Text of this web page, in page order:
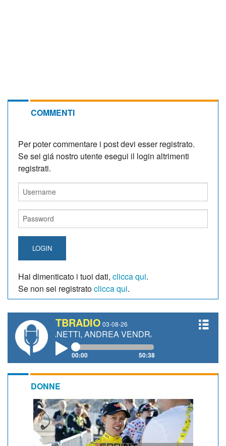
COMMENTI
Per poter commentare i post devi esser registrato.
Se sei giá nostro utente esegui il login altrimenti
registrati.
LOGIN
Hai dimenticato i tuoi dati, clicca qui.
Se non sei registratoclicca qui.
TBRADIO 03-08-26
GIANETTI, ANDREA VENDRAME, FILIPPO FIORELLI
00:00 50:38
DONNE